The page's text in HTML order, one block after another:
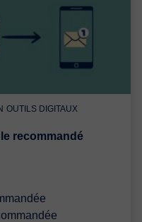
OUTILS DIGITAUX
recommandé